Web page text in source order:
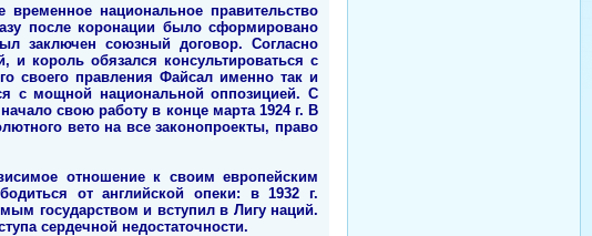
национальное правительство
после коронации было сформировано
заключен союзный договор. Согласно
и король обязался консультироваться с
своего правления Файсал именно так и
с мощной национальной оппозицией. С
свою работу в конце марта 1924 г. В
вето на все законопроекты, право
отношение к своим европейским
от английской опеки: в 1932 г.
государством и вступил в Лигу наций.
сердечной недостаточности.